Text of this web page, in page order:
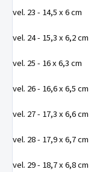
vel. 23 - 14,5 x 6 cm
vel. 24 - 15,3 x 6,2 cm
vel. 25 - 16 x 6,3 cm
vel. 26 - 16,6 x 6,5 cm
vel. 27 - 17,3 x 6,6 cm
vel. 28 - 17,9 x 6,7 cm
vel. 29 - 18,7 x 6,8 cm